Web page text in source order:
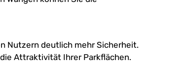
Nutzern deutlich mehr Sicherheit.
Attraktivität Ihrer Parkflächen.